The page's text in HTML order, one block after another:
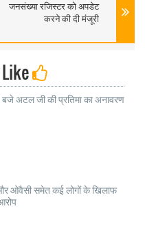
जनसंख्या रजिस्टर को अपडेट
करने की दी मंजूरी
बजे अटल जी की प्रतिमा का अनावरण
और ओवैसी समेत कई लोगों के खिलाफ